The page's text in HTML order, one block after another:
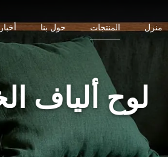
منزل المنتجات حول بنا أخبار
لوح ألياف